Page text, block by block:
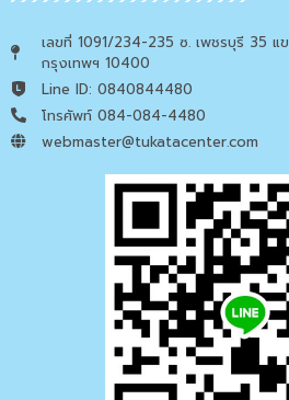
เลขที่ 1091/234-235 ซ. เพชรบุรี 35 แ
กรุงเทพฯ 10400
Line ID: 0840844480
โทรศัพท์ 084-084-4480
webmaster@tukatacenter.com